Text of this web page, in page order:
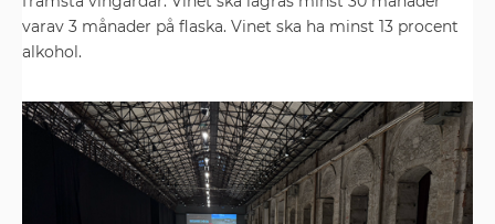
varav 3 månader på flaska. Vinet ska ha minst 13 procent
alkohol.